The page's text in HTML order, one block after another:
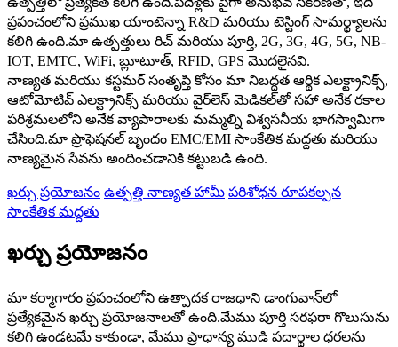
ప్రపంచంలోని ప్రముఖ యాంటెన్నా R&D మరియు టెస్టింగ్ సామర్థ్యాలను
కలిగి ఉంది.మా ఉత్పత్తులు రిచ్ మరియు పూర్తి, 2G, 3G, 4G, 5G, NB-
IOT, EMTC, WiFi, బ్లూటూత్, RFID, GPS మొదలైనవి.
నాణ్యత మరియు కస్టమర్ సంతృప్తి కోసం మా నిబద్ధత ఆర్థిక ఎలక్ట్రానిక్స్,
ఆటోమోటివ్ ఎలక్ట్రానిక్స్ మరియు వైర్‌లెస్ మెడికల్‌తో సహా అనేక రకాల
పరిశ్రమలలోని అనేక వ్యాపారాలకు మమ్మల్ని విశ్వసనీయ భాగస్వామిగా
చేసింది.మా ప్రొఫెషనల్ బృందం EMC/EMI సాంకేతిక మద్దతు మరియు
నాణ్యమైన సేవను అందించడానికి కట్టుబడి ఉంది.
ఖర్చు ప్రయోజనం ఉత్పత్తి నాణ్యత హామీ పరిశోధన రూపకల్పన
సాంకేతిక మద్దతు
ఖర్చు ప్రయోజనం
మా కర్మాగారం ప్రపంచంలోని ఉత్పాదక రాజధాని డాంగువాన్‌లో
ప్రత్యేకమైన ఖర్చు ప్రయోజనాలతో ఉంది.మేము పూర్తి సరఫరా గొలుసును
కలిగి ఉండటమే కాకుండా, మేము ప్రాధాన్య ముడి పదార్థాల ధరలను